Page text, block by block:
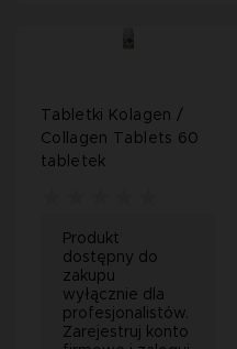
Tabletki Kolagen /
Collagen Tablets 60
tabletek
Produkt
dostępny do
zakupu
wyłącznie dla
profesjonalistów.
Zarejestruj konto